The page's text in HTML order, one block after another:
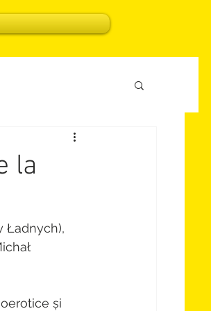
la
Ładnych),
și